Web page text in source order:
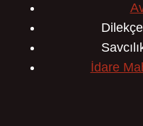
İdare